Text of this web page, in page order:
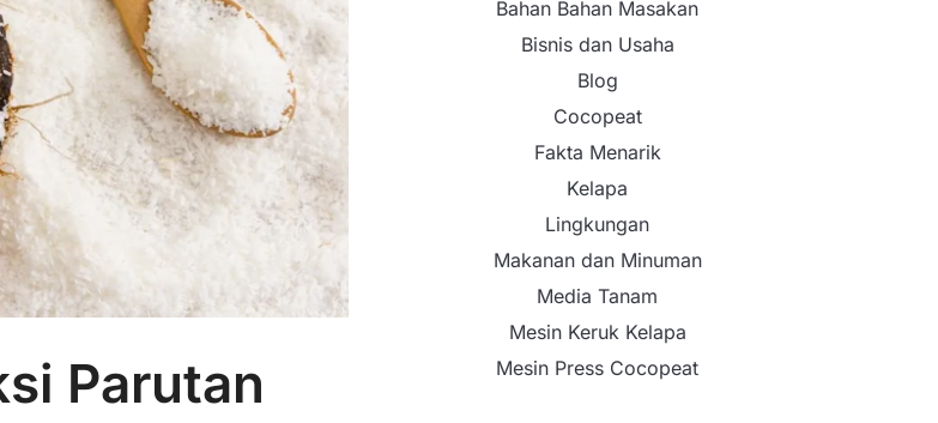
Parutan
Bahan Bahan Masakan
Bisnis dan Usaha
Blog
Cocopeat
Fakta Menarik
Kelapa
Lingkungan
Makanan dan Minuman
Media Tanam
Mesin Keruk Kelapa
Mesin Press Cocopeat